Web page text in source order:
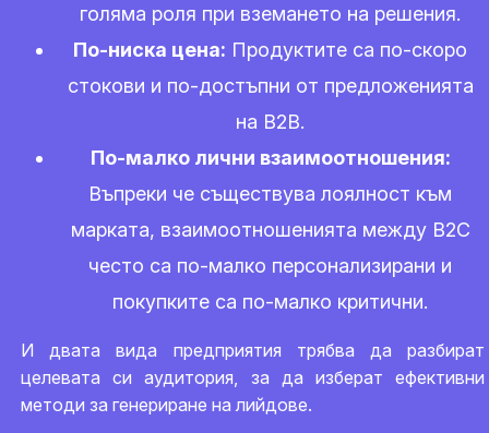
голяма роля при вземането на решения.
По-ниска цена: Продуктите са по-скоро
стокови и по-достъпни от предложенията
на B2B.
По-малко лични взаимоотношения:
Въпреки че съществува лоялност към
марката, взаимоотношенията между B2C
често са по-малко персонализирани и
покупките са по-малко критични.
И двата вида предприятия трябва да разбират
целевата си аудитория, за да изберат ефективни
методи за генериране на лийдове.